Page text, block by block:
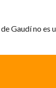
Gaudí no